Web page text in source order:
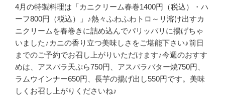
4月の特製料理は「カニクリーム春巻1400円（税込）・ハ
ーフ800円（税込）」♪熱々ふわふわトロ～リ溶け出すカ
ニクリームを春巻きに詰め込んでパリッパリに揚げちゃ
いました♪カニの香り立つ美味しさをご堪能下さい♪前日
までのご予約でお召し上がりいただけます♪今週のおすす
めは、アスパラ天ぷら750円、アスパラバター焼750円、
ラムウインナー650円、長芋の揚げ出し550円です。美味
しくお召し上がりくださいね♪